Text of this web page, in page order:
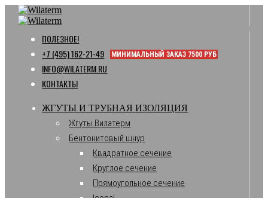
ПОЛЕЗНОЕ!
+7 (495) 162-21-49
МИНИМАЛЬНЫЙ ЗАКАЗ 7500 РУБ
INFO@WILATERM.RU
КОНТАКТЫ
ЖГУТЫ И ТРУБНАЯ ИЗОЛЯЦИЯ
Жгуты Вилатерм
Бентонитовый шнур
Квадратное сечение
Круглое сечение
Прямоугольное сечение